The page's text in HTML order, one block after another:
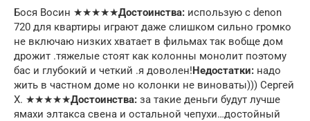
Бося Восин ★★★★★Достоинства: использую с denon
720 для квартиры играют даже слишком сильно громко
не включаю низких хватает в фильмах так вобще дом
дрожит .тяжелые стоят как колонны монолит поэтому
бас и глубокий и четкий .я доволен!Недостатки: надо
жить в частном доме но колонки не виноваты))) Сергей
Х. ★★★★★Достоинства: за такие деньги будут лучше
ямахи элтакса свена и остальной чепухи…достойный